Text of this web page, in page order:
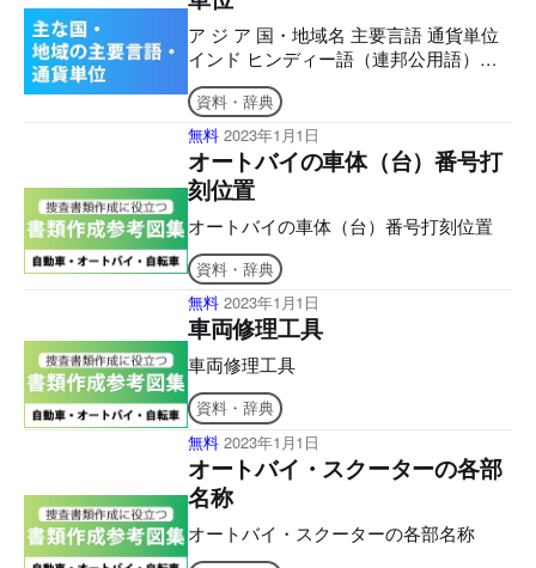
ア ジ ア 国・地域名 主要言語 通貨単位
インド ヒンディー語（連邦公用語）、
他憲法公認語21 ルピー インドネシア共
和国 インドネシア語 ルピア カンボジア
王国 カンボジア語 リエル シンガポール
共和国 マレー語、英語、中国語、タミ
ール語 シンガポール・ドル スリランカ
民主社会主義共和国 シンハラ語、タミ
ール語、英語 スリランカ・ルピー タイ
王国 タイ語 バーツ 大韓民国 韓国語 ウ
ォン 台湾 中国語、台湾語、客家はっか
語 新台湾ドル 中華人民共和国 中国語 人
民元 ネパール連邦民主共和国 ネパール
資料・辞典
無料 2023年1月1日
オートバイの車体（台）番号打
刻位置
オートバイの車体（台）番号打刻位置
資料・辞典
無料 2023年1月1日
車両修理工具
車両修理工具
資料・辞典
無料 2023年1月1日
オートバイ・スクーターの各部
名称
オートバイ・スクーターの各部名称